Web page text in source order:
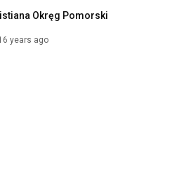
Okręg Pomorski
years ago